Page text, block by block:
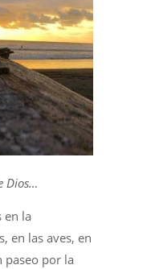
Dios…
en la
en las aves, en
paseo por la